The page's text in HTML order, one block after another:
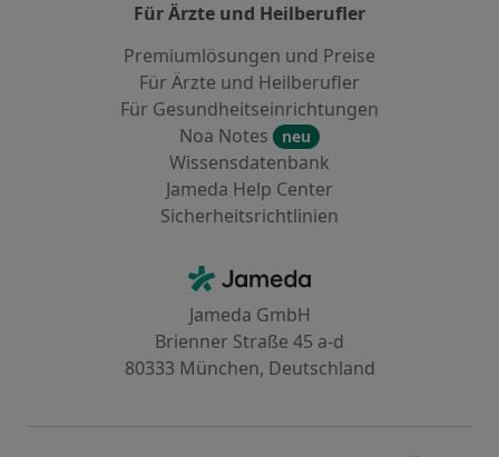
Für Ärzte und Heilberufler
Premiumlösungen und Preise
Für Ärzte und Heilberufler
Für Gesundheitseinrichtungen
Noa Notes
neu
Wissensdatenbank
Jameda Help Center
Sicherheitsrichtlinien
Jameda - Startseite
Jameda GmbH
Brienner Straße 45 a-d
80333 München, Deutschland